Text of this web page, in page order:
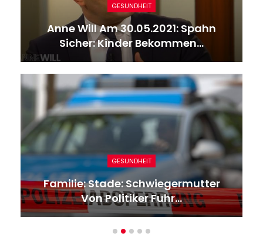
GESUNDHEIT
Anne Will Am 30.05.2021: Spahn
Sicher: Kinder Bekommen…
GESUNDHEIT
Familie: Stade: Schwiegermutter
Von Politiker Fuhr…